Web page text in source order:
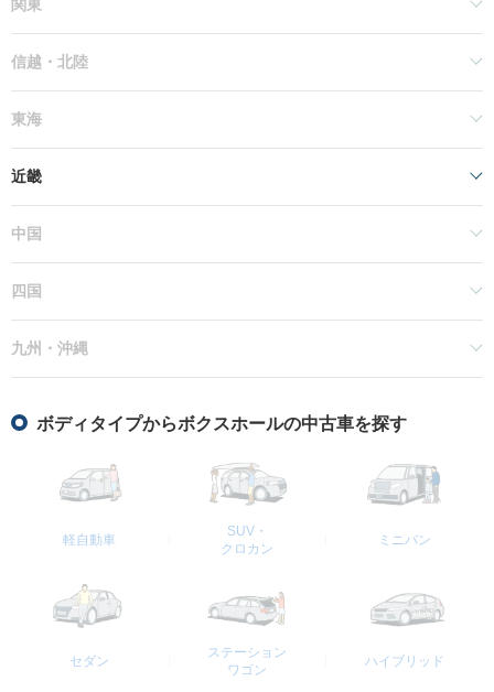
関東
信越・北陸
東海
近畿
中国
四国
九州・沖縄
ボディタイプからボクスホールの中古車を探す
軽自動車
SUV・
クロカン
ミニバン
セダン
ステーション
ワゴン
ハイブリッド